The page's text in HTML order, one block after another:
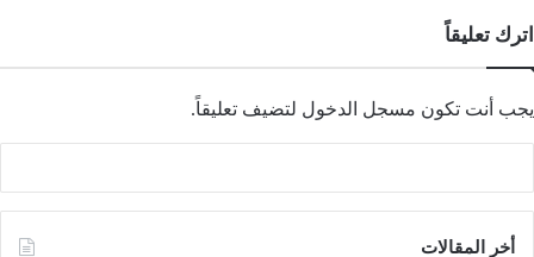
اترك تعليقاً
يجب أنت تكون مسجل الدخول لتضيف تعليقاً.
أخر المقالات